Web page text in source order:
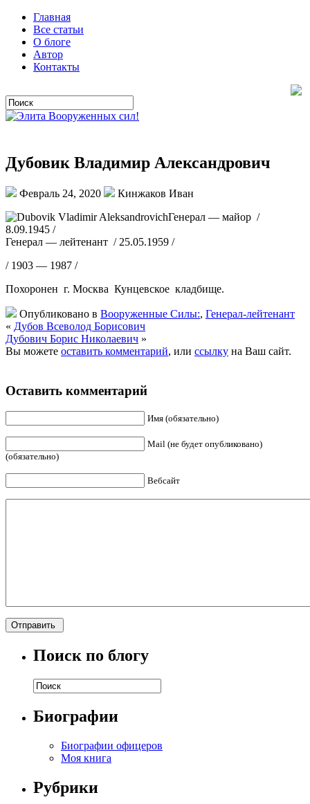
Главная
Все статьи
О блоге
Автор
Контакты
Дубовик Владимир Александрович
Февраль 24, 2020
Кинжаков Иван
Генерал — майор /
8.09.1945 /
Генерал — лейтенант / 25.05.1959 /
/ 1903 — 1987 /
Похоронен г. Москва Кунцевское кладбище.
Опубликовано в Вооруженные Силы:, Генерал-лейтенант
« Дубов Всеволод Борисович
Дубович Борис Николаевич »
Вы можете оставить комментарий, или ссылку на Ваш сайт.
Оставить комментарий
Имя (обязательно)
Mail (не будет опубликовано)
(обязательно)
Вебсайт
Поиск по блогу
Биографии
Биографии офицеров
Моя книга
Рубрики